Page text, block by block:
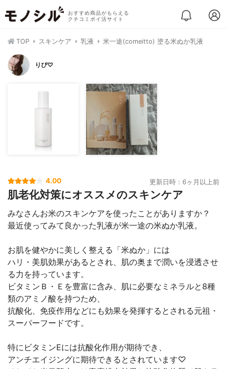
おすすめ商品がもらえる
クチコミポイ活サイト
TOP スキンケア 乳液 米一途(comeitto) 塗る米ぬか乳液
りぴ♡
4.00 更新日時：6ヶ月以上前
肌老化対策にオススメのスキンケア
みなさんお米のスキンケアを使ったことがありますか？
最近使ってみて良かった乳液が米一途の米ぬか乳液。
お肌を健やかに美しく整える「米ぬか」には
ハリ・美肌効果があるとされ、肌の奥まで潤いを浸透させ
る力を持っています。
ビタミンＢ・Ｅを豊富に含み、肌に必要なミネラルと8種
類のアミノ酸を持つため、
抗酸化、免疫作用などにも効果を発揮するとされる元祖・
スーパーフードです。
特にビタミンEには抗酸化作用が期待でき、
アンチエイジングに期待できるとされています♡